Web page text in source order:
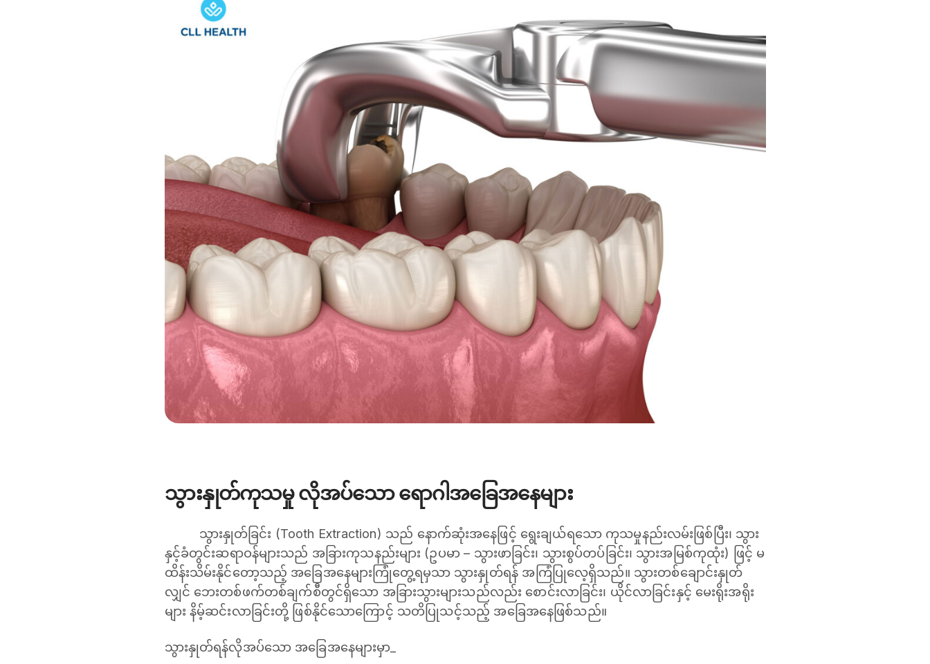
သွားနှုတ်ကုသမှု လိုအပ်သော ရောဂါအခြေအနေများ
သွားနှုတ်ခြင်း (Tooth Extraction) သည် နောက်ဆုံးအနေဖြင့် ရွေးချယ်ရသော ကုသမှုနည်းလမ်းဖြစ်ပြီး၊ သွား
နှင့်ခံတွင်းဆရာဝန်များသည် အခြားကုသနည်းများ (ဥပမာ – သွားဖာခြင်း၊ သွားစွပ်တပ်ခြင်း၊ သွားအမြစ်ကုထုံး) ဖြင့် မ
ထိန်းသိမ်းနိုင်တော့သည့် အခြေအနေများကြုံတွေ့ရမှသာ သွားနှုတ်ရန် အကြံပြုလေ့ရှိသည်။ သွားတစ်ချောင်းနှုတ်
လျှင် ဘေးတစ်ဖက်တစ်ချက်စီတွင်ရှိသော အခြားသွားများသည်လည်း စောင်းလာခြင်း၊ ယိုင်လာခြင်းနှင့် မေးရိုးအရိုး
များ နိမ့်ဆင်းလာခြင်းတို့ ဖြစ်နိုင်သောကြောင့် သတိပြုသင့်သည့် အခြေအနေဖြစ်သည်။
သွားနှုတ်ရန်လိုအပ်သော အခြေအနေများမှာ_